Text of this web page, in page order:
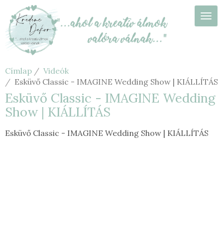
tartalomra
Címlap
Videók
Esküvő Classic - IMAGINE Wedding Show | KIÁLLÍTÁS
Esküvő Classic - IMAGINE Wedding
Show | KIÁLLÍTÁS
Esküvő Classic - IMAGINE Wedding Show | KIÁLLÍTÁS